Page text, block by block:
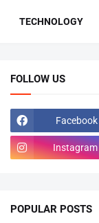
TECHNOLOGY
FOLLOW US
Facebook
Instagram
POPULAR POSTS